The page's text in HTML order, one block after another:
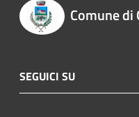
Comune di
SEGUICI SU